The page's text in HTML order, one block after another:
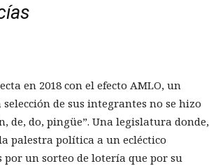
en 2018 con el efecto AMLO, un
de sus integrantes no se hizo
do, pingüe”. Una legislatura donde,
palestra política a un ecléctico
por un sorteo de lotería que por su